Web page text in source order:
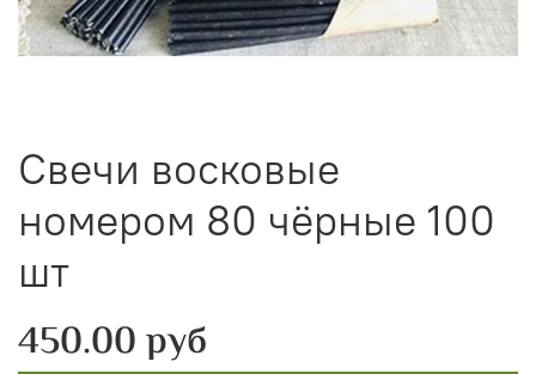
Свечи восковые
номером 80 чёрные 100
шт
450.00 руб